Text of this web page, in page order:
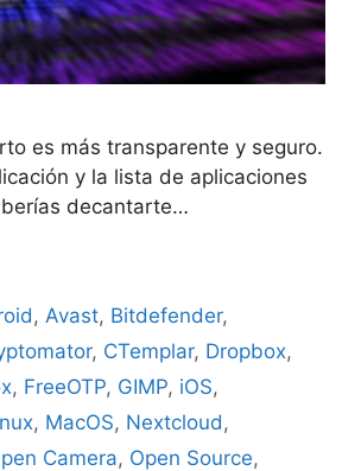
es más transparente y seguro.
y la lista de aplicaciones
decantarte…
, Avast, Bitdefender,
, CTemplar, Dropbox,
, FreeOTP, GIMP, iOS,
, MacOS, Nextcloud ,
Camera, Open Source,